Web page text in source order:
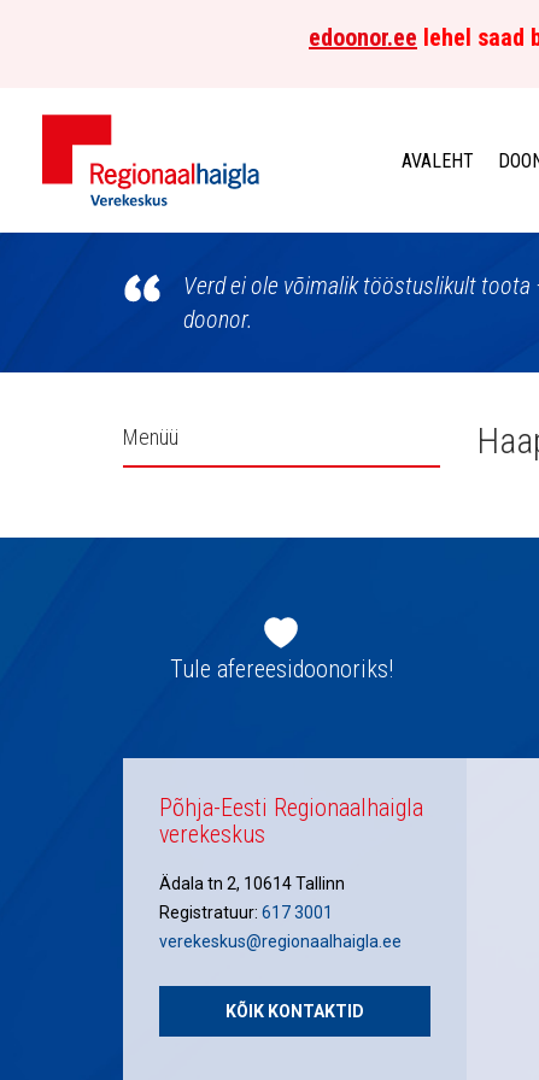
edoonor.ee lehel saad
Põhja-
AVALEHT
Verd ei ole võimalik tööstuslikult toota
doonor.
Külgpaani
Menüü
navigatsioonTule afereesidoonoriks!
Põhja-Eesti Regionaalhaigla
verekeskus
Ädala tn 2, 10614 Tallinn
Registratuur: 617 3001
verekeskus@regionaalhaigla.ee
KÕIK KONTAKTID